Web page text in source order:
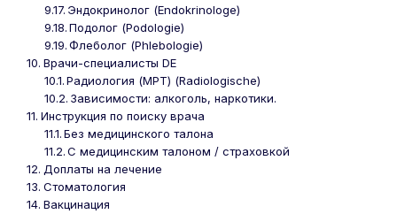
Эндокринолог (Endokrinologe)
Подолог (Podologie)
Флеболог (Phlebologie)
Врачи-специалисты DE
Радиология (МРТ) (Radiologische)
Зависимости: алкоголь, наркотики.
Инструкция по поиску врача
Без медицинского талона
С медицинским талоном / страховкой
Доплаты на лечение
Стоматология
Вакцинация